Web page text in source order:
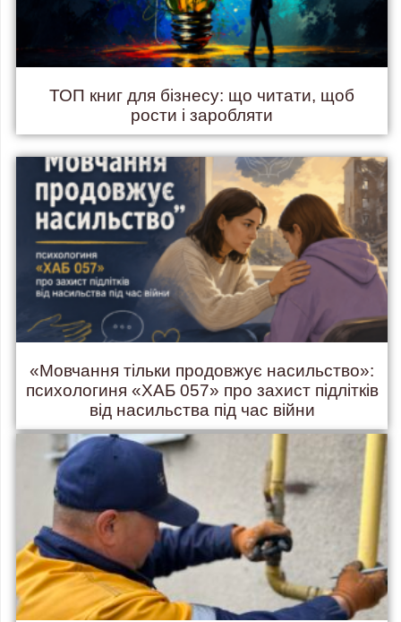
ТОП книг для бізнесу: що читати, щоб
рости і заробляти
«Мовчання тільки продовжує насильство»:
психологиня «ХАБ 057» про захист підлітків
від насильства під час війни